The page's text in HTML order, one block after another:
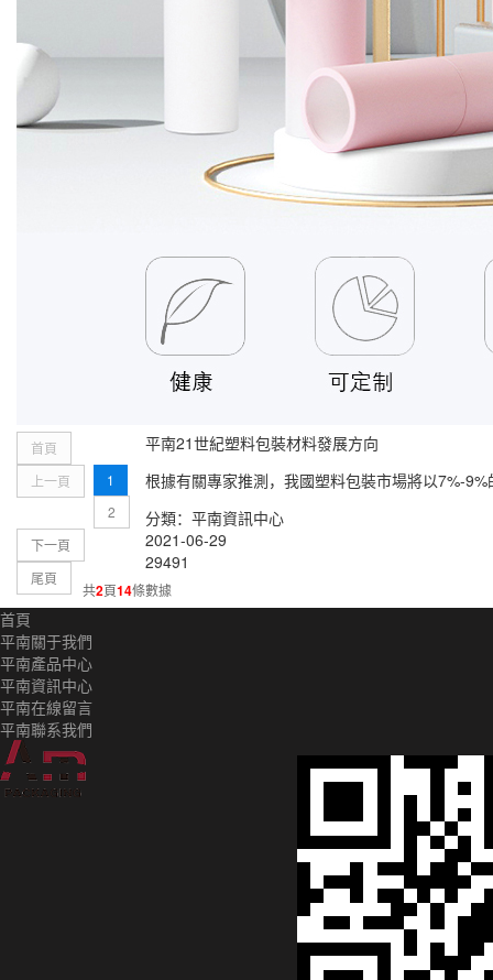
平南21世紀塑料包裝材料發展方向
根據有關專家推測，我國塑料包裝市場將以7%-
分類：平南資訊中心
2021-06-29
29491
首頁
上一頁
1
2
下一頁
尾頁
共2頁14條數據
首頁
平南關于我們
平南產品中心
平南資訊中心
平南在線留言
平南聯系我們